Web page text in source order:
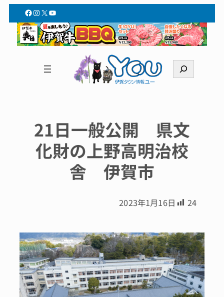
Facebook
Instagram
X YouTube
索
21日一般公開 県文
化財の上野高明治校
舎 伊賀市
2023年1月16日 24